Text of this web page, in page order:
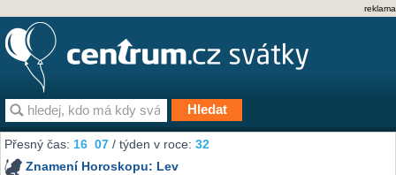
reklama
Přesný čas:16 07 / týden v roce:32
Znamení Horoskopu: Lev